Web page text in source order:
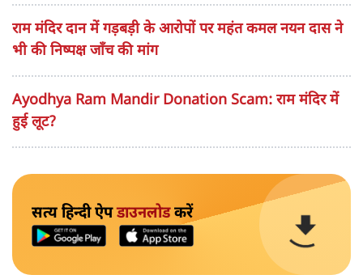
राम मंदिर दान में गड़बड़ी के आरोपों पर महंत कमल नयन दास ने
भी की निष्पक्ष जाँच की मांग
Ayodhya Ram Mandir Donation Scam: राम मंदिर में
हुई लूट?
सत्य हिन्दी ऐपडाउनलोडकरें